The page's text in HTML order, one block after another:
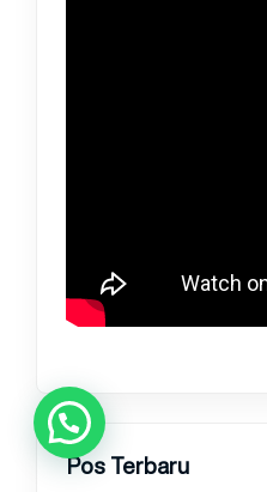
Pos Terbaru